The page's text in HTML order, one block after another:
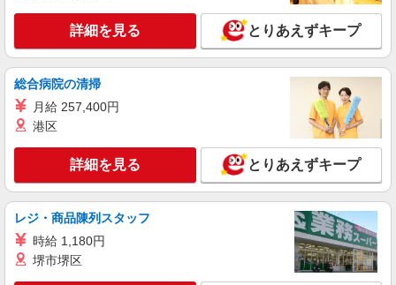
安城市
キープ 詳細を見る
株式会社ブレイブ（マイナビグループ）/MD23
介護スタッフ ◆デイサービス、サービス付き
高齢者向け住宅、グループホームなど様々な勤
務先から選べます。
未経験：時給1400〜1600円（資格・経験によ
る） 経験者：時給1600〜1800円（資格・経験によ
る） ◎月収例 時給1800円×1日8時間×22日（週5
日）＝31万6800円 ◆昇給あり ◆支払い方法 ※日
払い/週払い/月払い対応も可能です。詳しくは面談
時にご相談ください。 ◆交通費：別途全額支給 ※
愛知県安城市 【最寄駅】 ◆各線「新安城駅」
◆各線「三河安城駅」 ◆JR東海道本線「安城駅」
★その他、近隣に多数勤務地あります！
詳細を見る
詳細を見る とりあえずキープ
総合病院の清掃
月給 257,400円
港区
詳細を見る とりあえずキープ
レジ・商品陳列スタッフ
時給 1,180円
堺市堺区